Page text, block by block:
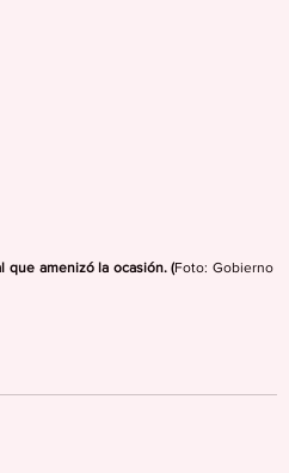
que amenizó la ocasión. (Foto: Gobierno